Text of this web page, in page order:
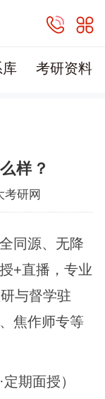
库 考研资料
样？
考研网
同源、无降
+直播，专业
与督学驻
焦作师专等
期面授）